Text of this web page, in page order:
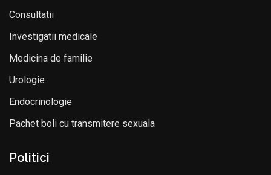
Consultatii
Investigatii medicale
Medicina de familie
Urologie
Endocrinologie
Pachet boli cu transmitere sexuala
Politici